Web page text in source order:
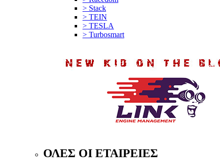
> Stack
> TEIN
> TESLA
> Turbosmart
ΟΛΕΣ ΟΙ ΕΤΑΙΡΕΙΕΣ